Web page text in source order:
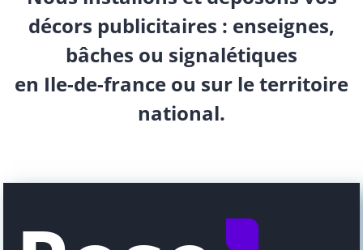
décors publicitaires : enseignes,
bâches ou signalétiques
en Ile-de-france ou sur le territoire
national.